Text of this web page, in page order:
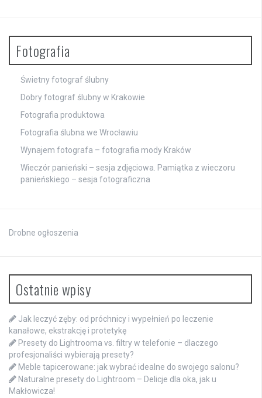
Fotografia
Świetny fotograf ślubny
Dobry fotograf ślubny w Krakowie
Fotografia produktowa
Fotografia ślubna we Wrocławiu
Wynajem fotografa – fotografia mody Kraków
Wieczór panieński – sesja zdjęciowa. Pamiątka z wieczoru
panieńskiego – sesja fotograficzna
Drobne ogłoszenia
Ostatnie wpisy
Jak leczyć zęby: od próchnicy i wypełnień po leczenie
kanałowe, ekstrakcję i protetykę
Presety do Lightrooma vs. filtry w telefonie – dlaczego
profesjonaliści wybierają presety?
Meble tapicerowane: jak wybrać idealne do swojego salonu?
Naturalne presety do Lightroom – Delicje dla oka, jak u
Makłowicza!